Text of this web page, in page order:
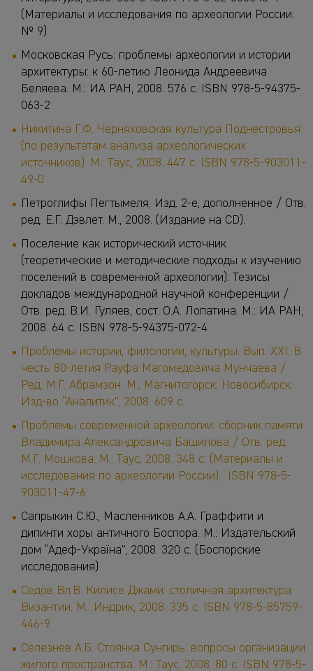
(Материалы и исследования по археологии России.
№ 9)
Московская Русь: проблемы археологии и истории
архитектуры: к 60-летию Леонида Андреевича
Беляева. М.: ИА РАН, 2008. 576 с. ISBN 978-5-94375-
063-2
Никитина Г.Ф. Черняховская культура Поднестровья
(по результатам анализа археологических
источников). М.: Таус, 2008. 447 с. ISBN 978-5-903011-
49-0
Петроглифы Пегтымеля. Изд. 2-е, дополненное / Отв.
ред. Е.Г. Дэвлет. М., 2008. (Издание на CD).
Поселение как исторический источник
(теоретические и методические подходы к изучению
поселений в современной археологии): Тезисы
докладов международной научной конференции /
Отв. ред. В.И. Гуляев, сост. О.А. Лопатина. М.: ИА РАН,
2008. 64 с. ISBN 978-5-94375-072-4
Проблемы истории, филологии, культуры. Вып. XXI: В
честь 80-летия Рауфа Магомедовича Мунчаева /
Ред. М.Г. Абрамзон. М.; Магнитогорск; Новосибирск:
Изд-во “Аналитик”, 2008. 609 с.
Проблемы современной археологии: сборник памяти
Владимира Александровича Башилова / Отв. ред.
М.Г. Мошкова. М.: Таус, 2008. 348 с. (Материалы и
исследования по археологии России). ISBN 978-5-
903011-47-6
Сапрыкин С.Ю., Масленников А.А. Граффити и
дипинти хоры античного Боспора. М.: Издательский
дом “Адеф-Україна”, 2008. 320 с. (Боспорские
исследования)
Седов Вл.В. Килисе Джами: столичная архитектура
Византии. М.: Индрик, 2008. 335 с. ISBN 978-5-85759-
446-9
Селезнев А.Б. Стоянка Сунгирь: вопросы организации
жилого пространства. М.: Таус, 2008. 80 с. ISBN 978-5-